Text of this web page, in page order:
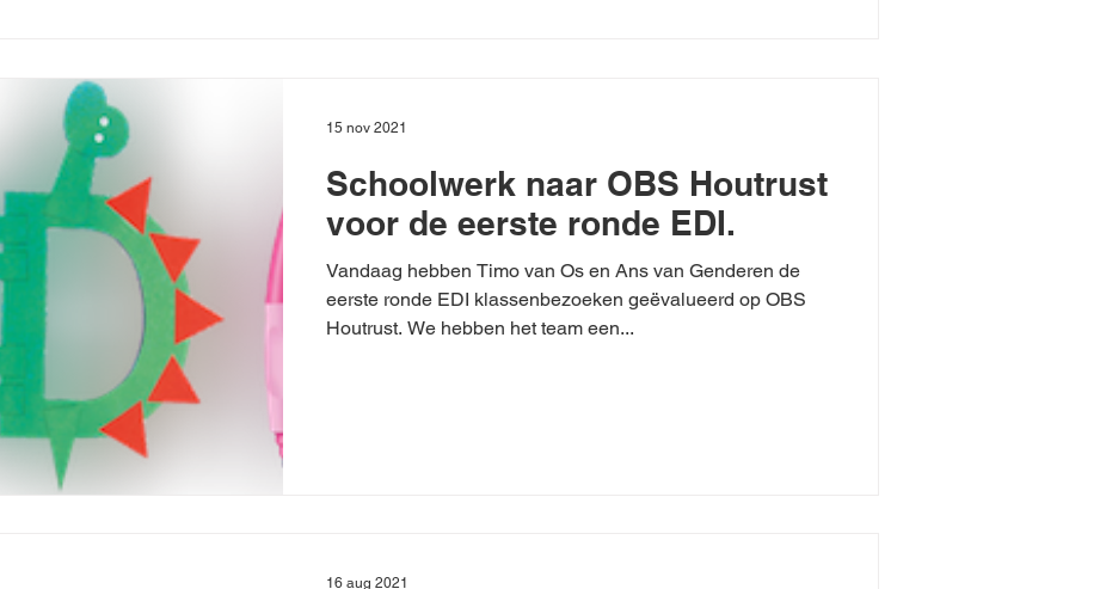
Schoolwerk naar OBS Houtrust
voor de eerste ronde EDI.
Vandaag hebben Timo van Os en Ans van Genderen de
eerste ronde EDI klassenbezoeken geëvalueerd op OBS
Houtrust. We hebben het team een...
15 nov 2021
16 aug 2021